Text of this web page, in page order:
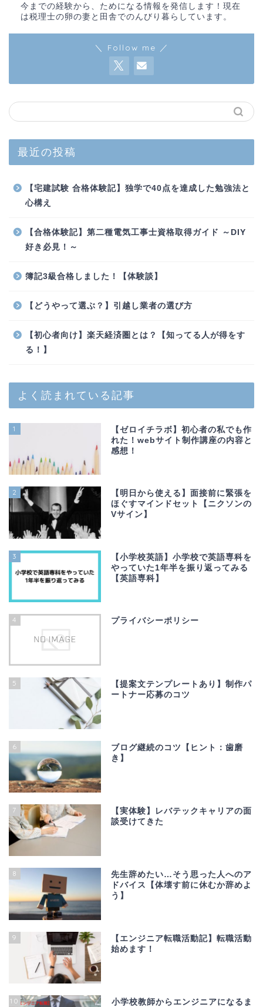
今までの経験から、ためになる情報を発信します！現在
は税理士の卵の妻と田舎でのんびり暮らしています。
＼ Follow me ／
最近の投稿
【宅建試験 合格体験記】独学で40点を達成した勉強法と
心構え
【合格体験記】第二種電気工事士資格取得ガイド ～DIY
好き必見！～
簿記3級合格しました！【体験談】
【どうやって選ぶ？】引越し業者の選び方
【初心者向け】楽天経済圏とは？【知ってる人が得をす
る！】
よく読まれている記事
1
【ゼロイチラボ】初心者の私でも作
れた！webサイト制作講座の内容と
感想！
2
【明日から使える】面接前に緊張を
ほぐすマインドセット【ニクソンの
Vサイン】
3
【小学校英語】小学校で英語専科を
やっていた1年半を振り返ってみる
【英語専科】
4 プライバシーポリシー
5
【提案文テンプレートあり】制作パ
ートナー応募のコツ
6
ブログ継続のコツ【ヒント：歯磨
き】
7
【実体験】レバテックキャリアの面
談受けてきた
8
先生辞めたい…そう思った人へのア
ドバイス【体壊す前に休むか辞めよ
う】
9
【エンジニア転職活動記】転職活動
始めます！
10
小学校教師からエンジニアになるま